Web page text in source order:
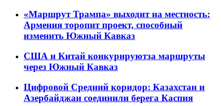
«Маршрут Трампа» выходит на местность:
Армения торопит проект, способный
изменить Южный Кавказ
США и Китай конкурируютза маршруты
через Южный Кавказ
Цифровой Средний коридор: Казахстан и
Азербайджан соединили берега Каспия